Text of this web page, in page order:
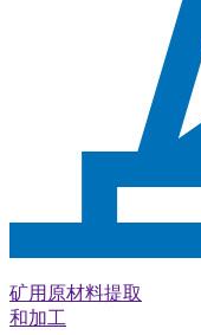
矿用原材料提取
和加工